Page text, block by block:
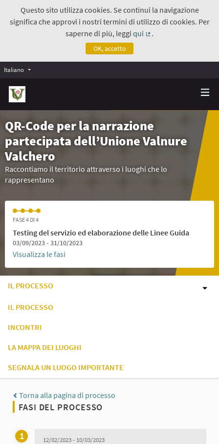
Questo sito utilizza cookies. Se continui la navigazione
significa che approvi i nostri termini di utilizzo di cookies. Per
saperne di più, leggiqui
.
OK, accetto
Italiano
QR-Code per la narrazione
partecipata dell’Unione Valnure
Valchero
Raccontiamo il territorio attraverso i luoghi che lo
rappresentano
FASE 4 DI 4
Testing del servizio ed elaborazione delle Linee Guida
03/09/2023 - 31/10/2023
Visualizza le fasi
IL PROCESSO
IL PROCESSO
INCONTRI
LA MAPPA DEI LUOGHI
SEGNALA UN LUOGO IMPORTANTE
Torna alla pagina di processo
FASI DEL PROCESSO
1 12/02/2023 - 10/03/2023